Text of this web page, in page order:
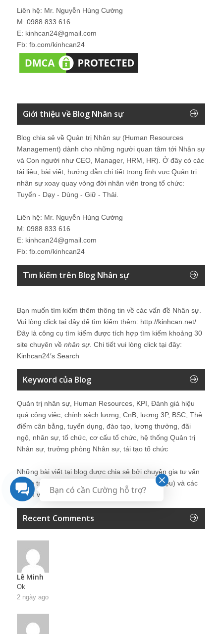
Liên hệ: Mr. Nguyễn Hùng Cường
M: 0988 833 616
E: kinhcan24@gmail.com
Fb: fb.com/kinhcan24
Giới thiệu về Blog Nhân sự
Blog chia sẻ về Quản trị Nhân sự (Human Resources
Management) dành cho những người quan tâm tới Nhân sự
và Con người như CEO, Manager, HRM, HR). Ở đây có các
tài liệu, bài viết, hướng dẫn chi tiết trong lĩnh vực Quản trị
nhân sự xoay quay vòng đời nhân viên trong tổ chức:
Tuyển - Dạy - Dùng - Giữ - Thải.
Liên hệ: Mr. Nguyễn Hùng Cường
M: 0988 833 616
E: kinhcan24@gmail.com
Fb: fb.com/kinhcan24
Tìm kiếm trên Blog Nhân sự
Bạn muốn tìm kiếm thêm thông tin về các vấn đề Nhân sự
Vui lòng click tại đây để tìm kiếm thêm: http://kinhcan.net/
Đây là công cụ tìm kiếm được tích hợp tìm kiếm khoảng 30
site chuyên về nhân sự. Chi tiết vui lòng click tại đây:
Kinhcan24′s Search
Keyword của Blog
Quản trị nhân sự, Human Resources, KPI, Đánh giá hiệu
quả công việc, chính sách lương, CnB, lương 3P, BSC, Thẻ
điểm cân bằng, tuyển dụng, đào tạo, lương thưởng, đãi
ngộ, nhân sự, tổ chức, cơ cấu tổ chức, hệ thống Quản trị
Nhân sự, trưởng phòng Nhân sự, tái tạo tổ chức
Những bài viết tại blog được chia sẻ bởi chuyên gia tư vấn
Quản trị Nhân sự Nguyễn Hùng Cường (
giới thiệu) và các
thành viên khác trong cộng đồng Nhân sự.
Recent Comments
Lê Minh
Ok
2 ngày ago
Bạn có cần Cường hỗ trợ?